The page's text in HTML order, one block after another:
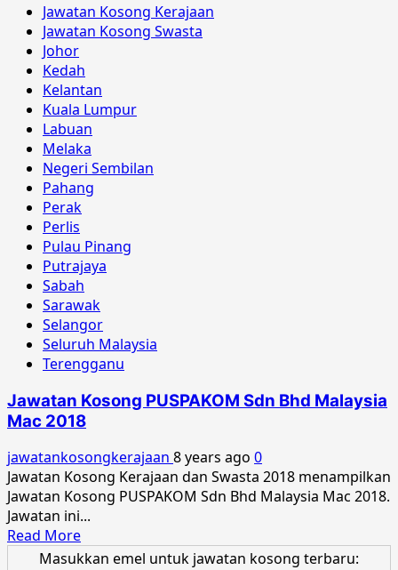
Jawatan Kosong Kerajaan
Jawatan Kosong Swasta
Johor
Kedah
Kelantan
Kuala Lumpur
Labuan
Melaka
Negeri Sembilan
Pahang
Perak
Perlis
Pulau Pinang
Putrajaya
Sabah
Sarawak
Selangor
Seluruh Malaysia
Terengganu
Jawatan Kosong PUSPAKOM Sdn Bhd Malaysia
Mac 2018
jawatankosongkerajaan 8 years ago 0
Jawatan Kosong Kerajaan dan Swasta 2018 menampilkan
Jawatan Kosong PUSPAKOM Sdn Bhd Malaysia Mac 2018.
Jawatan ini...
Read MoreRead
more
Masukkan emel untuk jawatan kosong terbaru: